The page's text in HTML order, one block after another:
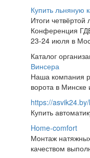
Купить льняную
Итоги
Конференция
23-24 июля в
Каталог
Винсера
Наша компания
ворота в Минске
https://
Купить
Home-comfort
Монтаж
качеством